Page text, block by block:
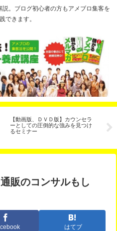
。ブログ初心者の方もアメブロ集客を
できます。
【動画版、ＤＶＤ版】カウンセラ
ーとしての圧倒的な強みを見つけ
るセミナー
は？
販のコンサルもし
はてブ